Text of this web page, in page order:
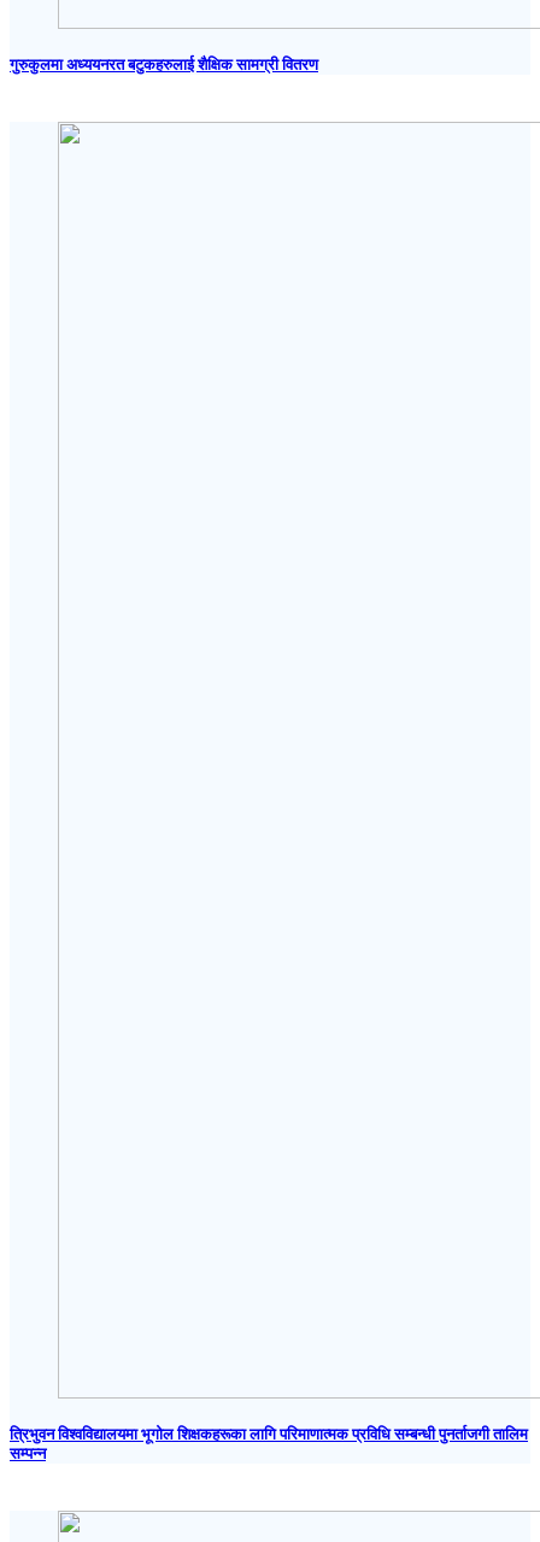
गुरुकुलमा अध्ययनरत बटुकहरुलाई शैक्षिक सामग्री वितरण
त्रिभुवन विश्वविद्यालयमा भूगोल शिक्षकहरूका लागि परिमाणात्मक प्रविधि सम्बन्धी पुनर्ताजगी तालिम
सम्पन्न